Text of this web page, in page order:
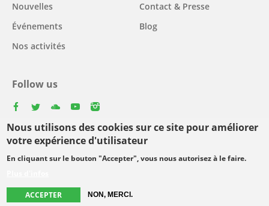
Nous utilisons des cookies sur ce site pour améliorer
votre expérience d'utilisateur
En cliquant sur le bouton "Accepter", vous nous autorisez à le faire.
ACCEPTER NON, MERCI.
Nouvelles
Événements
Nos activités
Contact & Presse
Blog
Follow us
Select
your
Footer
Protection des données personnelles